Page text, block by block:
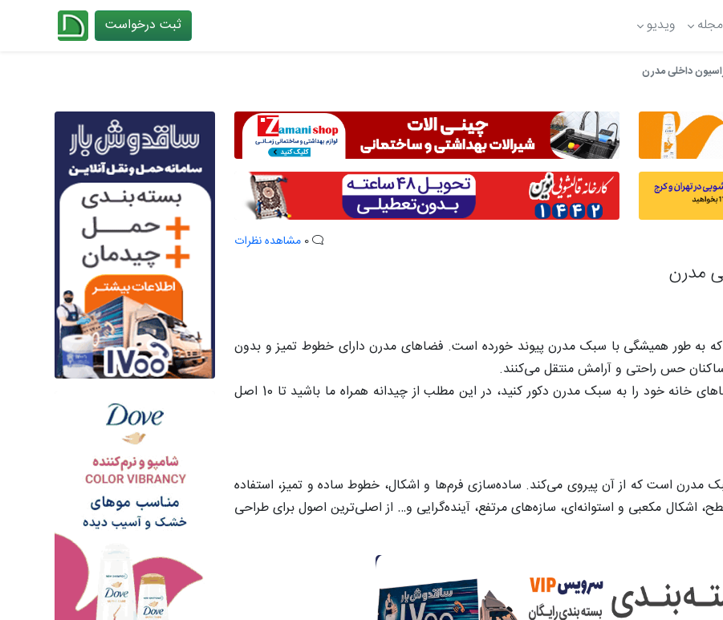
مجله ویدیو ثبت درخواست
مشاهده نظرات
به طور همیشگی با سبک مدرن پیوند خورده است. فضاهای مدرن دارای خطوط تمیز و بدون
حس راحتی و آرامش منتقل می‌کنند.
اگر شما هم طرفدار این سبک زیبا هستید و قصد دارید فضاهای خانه خود را به سبک مدرن دکور کنید، در این مطلب از چیدانه همراه ما باشید تا 10 اصل
مدرن است که از آن پیروی می‌کند. ساده‌سازی فرم‌ها و اشکال، خطوط ساده و تمیز، استفاده
اشکال مکعبی و استوانه‌ای، سازه‌های مرتفع، آینده‌گرایی و… از اصلی‌ترین اصول برای طراحی